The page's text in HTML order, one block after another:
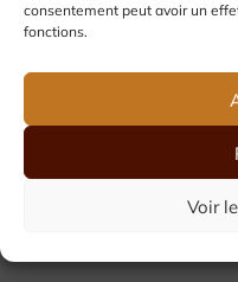
consentement peut avoir un
fonctions.
Voir
Distinctions officielles